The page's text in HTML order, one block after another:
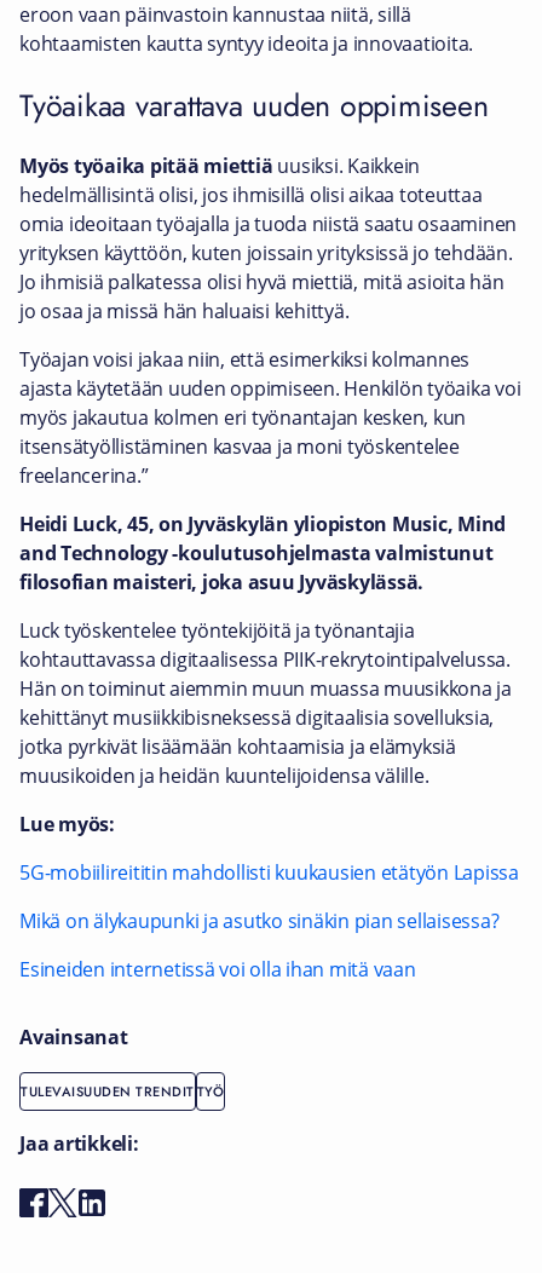
eroon vaan päinvastoin kannustaa niitä, sillä
kohtaamisten kautta syntyy ideoita ja innovaatioita.
Työaikaa varattava uuden oppimiseen
Myös työaika pitää miettiä uusiksi. Kaikkein
hedelmällisintä olisi, jos ihmisillä olisi aikaa toteuttaa
omia ideoitaan työajalla ja tuoda niistä saatu osaaminen
yrityksen käyttöön, kuten joissain yrityksissä jo tehdään.
Jo ihmisiä palkatessa olisi hyvä miettiä, mitä asioita hän
jo osaa ja missä hän haluaisi kehittyä.
Työajan voisi jakaa niin, että esimerkiksi kolmannes
ajasta käytetään uuden oppimiseen. Henkilön työaika voi
myös jakautua kolmen eri työnantajan kesken, kun
itsensätyöllistäminen kasvaa ja moni työskentelee
freelancerina.”
Heidi Luck, 45, on Jyväskylän yliopiston Music, Mind
and Technology -koulutusohjelmasta valmistunut
filosofian maisteri, joka asuu Jyväskylässä.
Luck työskentelee työntekijöitä ja työnantajia
kohtauttavassa digitaalisessa PIIK-rekrytointipalvelussa.
Hän on toiminut aiemmin muun muassa muusikkona ja
kehittänyt musiikkibisneksessä digitaalisia sovelluksia,
jotka pyrkivät lisäämään kohtaamisia ja elämyksiä
muusikoiden ja heidän kuuntelijoidensa välille.
Lue myös:
5G-mobiilireititin mahdollisti kuukausien etätyön Lapissa
Mikä on älykaupunki ja asutko sinäkin pian sellaisessa?
Esineiden internetissä voi olla ihan mitä vaan
Avainsanat
TULEVAISUUDEN TRENDITTYÖ
Jaa artikkeli: